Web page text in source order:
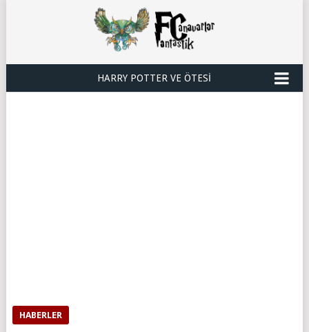
HARRY POTTER VE ÖTESI
HABERLER